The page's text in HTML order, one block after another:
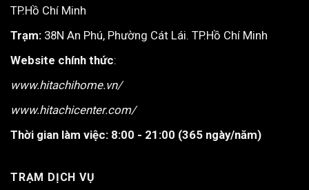
TP.Hồ Chí Minh
Trạm: 38N An Phú, Phường Cát Lái. TP.Hồ Chí Minh
Website chính thức:
www.hitachihome.vn/
www.hitachicenter.com/
Thời gian làm việc: 8:00 - 21:00 (365 ngày/năm)
TRẠM DỊCH VỤ